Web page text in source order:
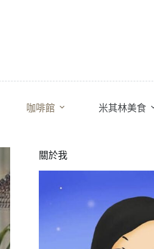
咖啡館 米其林美食
關於我